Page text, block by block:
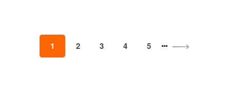
1 2 3 4 5